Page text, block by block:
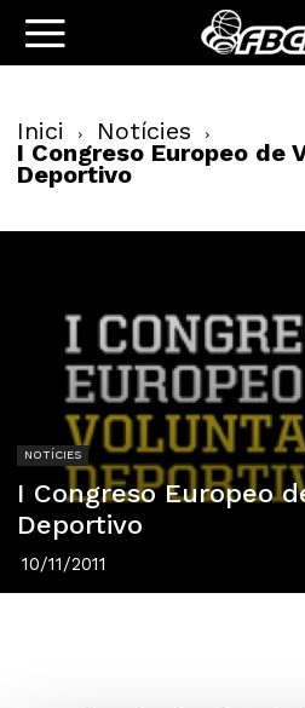
Inici Notícies
I Congreso Europeo de
Deportivo
NOTÍCIES
I Congreso Europeo
Deportivo
10/11/2011